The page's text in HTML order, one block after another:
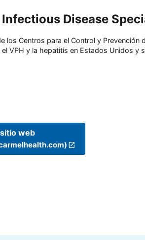
Disease
los Centros para el Control y
VPH y la hepatitis en Estados Unidos y
web